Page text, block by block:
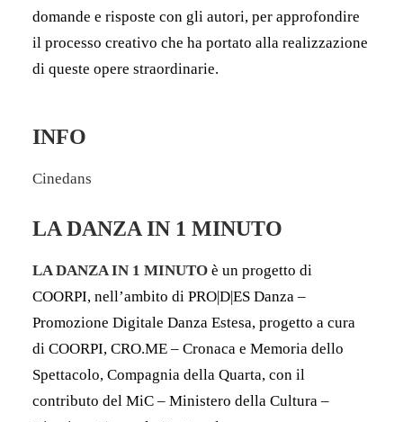
domande e risposte con gli autori, per approfondire
il processo creativo che ha portato alla realizzazione
di queste opere straordinarie.
INFO
Cinedans
LA DANZA IN 1 MINUTO
LA DANZA IN 1 MINUTO è un progetto di
COORPI, nell’ambito di PRO|D|ES Danza –
Promozione Digitale Danza Estesa, progetto a cura
di COORPI, CRO.ME – Cronaca e Memoria dello
Spettacolo, Compagnia della Quarta, con il
contributo del MiC – Ministero della Cultura –